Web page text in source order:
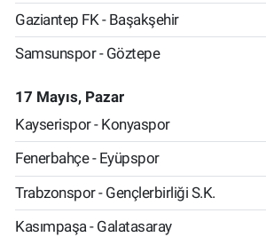
Gaziantep FK - Başakşehir
Samsunspor - Göztepe
17 Mayıs, Pazar
Kayserispor - Konyaspor
Fenerbahçe - Eyüpspor
Trabzonspor - Gençlerbirliği S.K.
Kasımpaşa - Galatasaray